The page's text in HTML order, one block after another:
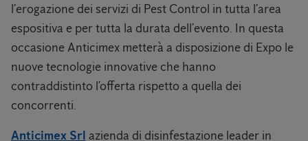
l’erogazione dei servizi di Pest Control in tutta l’area
espositiva e per tutta la durata dell’evento. In questa
occasione Anticimex metterà a disposizione di Expo le
nuove tecnologie innovative che hanno
contraddistinto l’offerta rispetto a quella dei
concorrenti.
Anticimex Srl azienda di disinfestazione leader in